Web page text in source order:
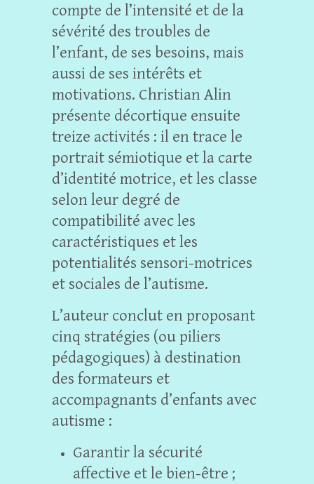
compte de l’intensité et de la
sévérité des troubles de
l’enfant, de ses besoins, mais
aussi de ses intérêts et
motivations. Christian Alin
présente décortique ensuite
treize activités : il en trace le
portrait sémiotique et la carte
d’identité motrice, et les classe
selon leur degré de
compatibilité avec les
caractéristiques et les
potentialités sensori-motrices
et sociales de l’autisme.
L’auteur conclut en proposant
cinq stratégies (ou piliers
pédagogiques) à destination
des formateurs et
accompagnants d’enfants avec
autisme :
Garantir la sécurité
affective et le bien-être ;